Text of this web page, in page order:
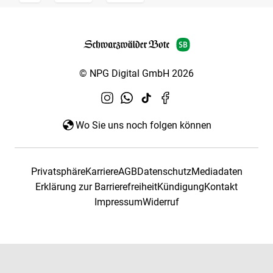
© NPG Digital GmbH 2026
Wo Sie uns noch folgen können
PrivatsphäreKarriereAGBDatenschutzMediadaten
Erklärung zur BarrierefreiheitKündigungKontakt
ImpressumWiderruf